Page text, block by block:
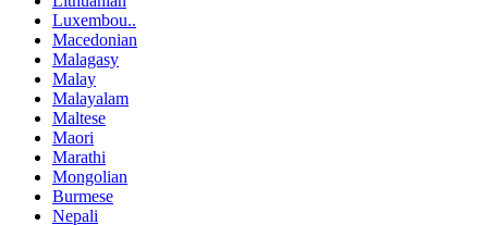
Luxembou..
Macedonian
Malagasy
Malay
Malayalam
Maltese
Maori
Marathi
Mongolian
Burmese
Nepali